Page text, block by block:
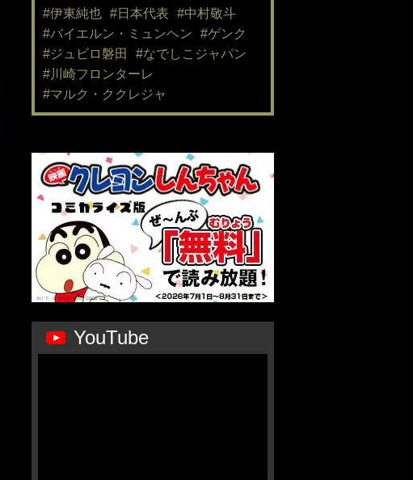
#伊東純也 #日本代表
#中村敬斗
#バイエルン・ミュンヘン
#ゲンク
#ジュビロ磐田
#なでしこジャパン
#川崎フロンターレ
#マルク・ククレジャ
YouTube